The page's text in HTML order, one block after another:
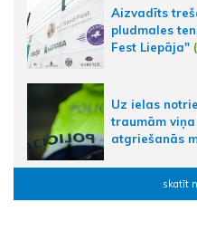
Aizvadīts
pludmales
Fest Liepāja"
Uz ielas
traumām
atgriešanās
skatīt